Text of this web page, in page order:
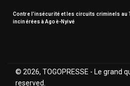
Contre l’insécurité et les circuits criminels au
incinérées à Agoè-Nyivé
© 2026, TOGOPRESSE - Le grand
reserved.